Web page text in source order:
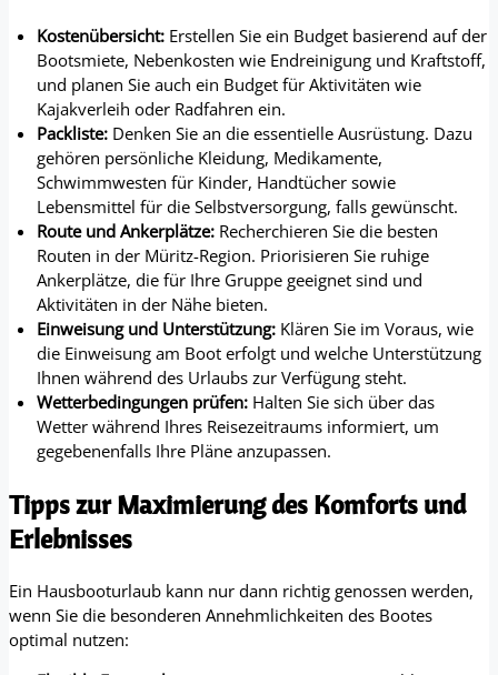
Kostenübersicht: Erstellen Sie ein Budget basierend auf der
Bootsmiete, Nebenkosten wie Endreinigung und Kraftstoff,
und planen Sie auch ein Budget für Aktivitäten wie
Kajakverleih oder Radfahren ein.
Packliste: Denken Sie an die essentielle Ausrüstung. Dazu
gehören persönliche Kleidung, Medikamente,
Schwimmwesten für Kinder, Handtücher sowie
Lebensmittel für die Selbstversorgung, falls gewünscht.
Route und Ankerplätze: Recherchieren Sie die besten
Routen in der Müritz-Region. Priorisieren Sie ruhige
Ankerplätze, die für Ihre Gruppe geeignet sind und
Aktivitäten in der Nähe bieten.
Einweisung und Unterstützung: Klären Sie im Voraus, wie
die Einweisung am Boot erfolgt und welche Unterstützung
Ihnen während des Urlaubs zur Verfügung steht.
Wetterbedingungen prüfen: Halten Sie sich über das
Wetter während Ihres Reisezeitraums informiert, um
gegebenenfalls Ihre Pläne anzupassen.
Tipps zur Maximierung des Komforts und
Erlebnisses
Ein Hausbooturlaub kann nur dann richtig genossen werden,
wenn Sie die besonderen Annehmlichkeiten des Bootes
optimal nutzen: